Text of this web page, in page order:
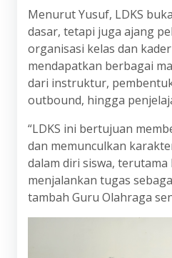
Menurut Yusuf, LDKS
dasar, tetapi juga ajang
organisasi kelas dan
mendapatkan berbagai
dari instruktur,
outbound, hingga
“LDKS ini bertujuan
dan memunculkan
dalam diri siswa,
menjalankan tugas
tambah Guru Olahraga